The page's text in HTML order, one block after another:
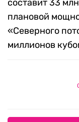
составит 33
плановой
«Северного
миллионов